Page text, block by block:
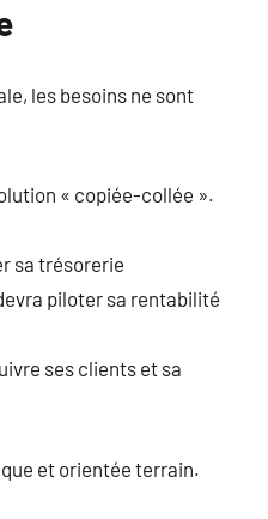
les besoins ne sont
« copiée-collée ».
sa trésorerie
piloter sa rentabilité
ses clients et sa
et orientée terrain.